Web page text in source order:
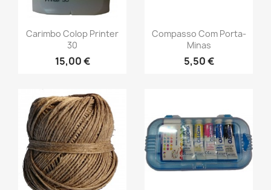
Carimbo Colop Printer
30
15,00 €
Compasso Com Porta-
Minas
5,50 €